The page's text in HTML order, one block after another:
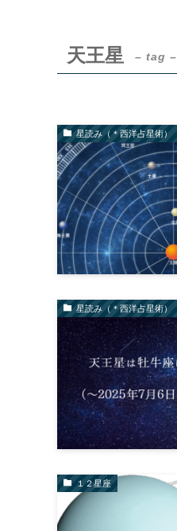
天王星 – tag –
星読み（＊西洋占星術）
星読み（＊西洋占星術）
１２星座